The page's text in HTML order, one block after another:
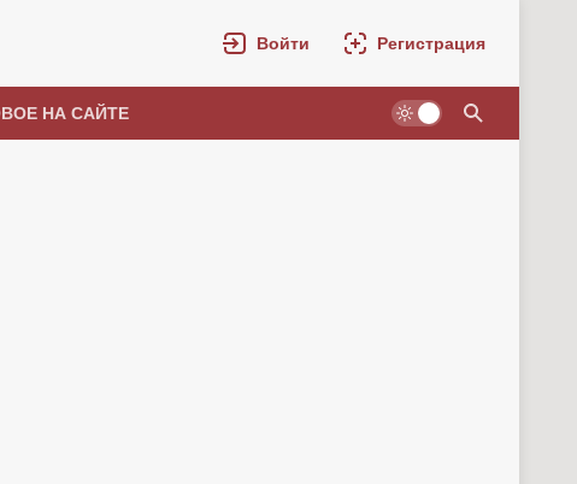
Войти Регистрация
НА САЙТЕ